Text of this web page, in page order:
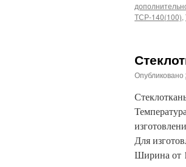
ТСР-140(100),
Опубликовано
Для
Ширина от